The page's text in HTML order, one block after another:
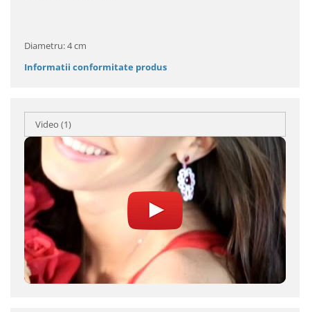
Diametru: 4 cm
Informatii conformitate produs
Video (1)